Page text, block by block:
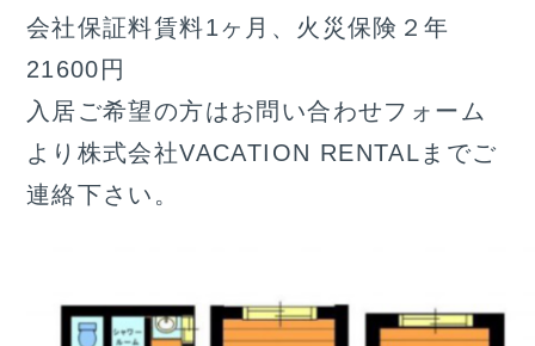
会社保証料賃料1ヶ月、火災保険２年
21600円
入居ご希望の方はお問い合わせフォーム
より株式会社VACATION RENTALまでご
連絡下さい。